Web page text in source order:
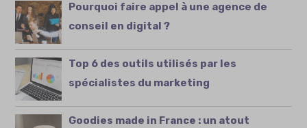
Pourquoi faire appel à une agence de
conseil en digital ?
Top 6 des outils utilisés par les
spécialistes du marketing
Goodies made in France : un atout